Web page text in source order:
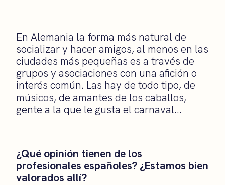
En Alemania la forma más natural de
socializar y hacer amigos, al menos en las
ciudades más pequeñas es a través de
grupos y asociaciones con una afición o
interés común. Las hay de todo tipo, de
músicos, de amantes de los caballos,
gente a la que le gusta el carnaval…
¿Qué opinión tienen de los
profesionales españoles? ¿Estamos bien
valorados allí?